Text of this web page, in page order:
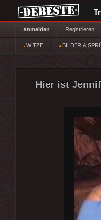
Anmelden Registrieren
WITZE BILDER &
Hier ist